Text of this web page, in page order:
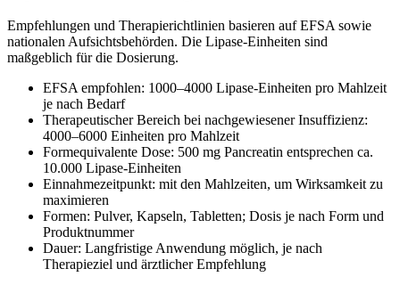
Empfehlungen und Therapierichtlinien basieren auf EFSA sowie
nationalen Aufsichtsbehörden. Die Lipase-Einheiten sind
maßgeblich für die Dosierung.
EFSA empfohlen: 1000–4000 Lipase-Einheiten pro Mahlzeit
je nach Bedarf
Therapeutischer Bereich bei nachgewiesener Insuffizienz:
4000–6000 Einheiten pro Mahlzeit
Formequivalente Dose: 500 mg Pancreatin entsprechen ca.
10.000 Lipase-Einheiten
Einnahmezeitpunkt: mit den Mahlzeiten, um Wirksamkeit zu
maximieren
Formen: Pulver, Kapseln, Tabletten; Dosis je nach Form und
Produktnummer
Dauer: Langfristige Anwendung möglich, je nach
Therapieziel und ärztlicher Empfehlung